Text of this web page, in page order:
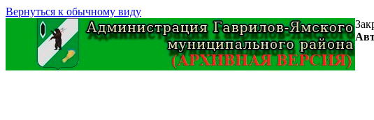
Вернуться к обычному виду